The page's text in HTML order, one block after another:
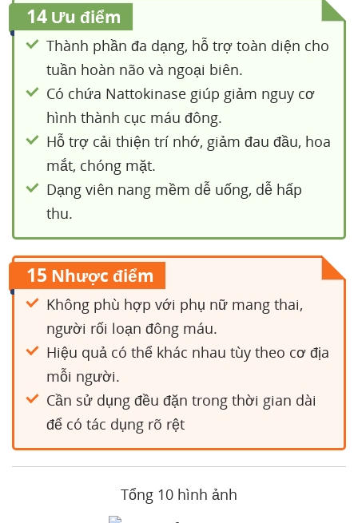
14 Ưu điểm
Thành phần đa dạng, hỗ trợ toàn diện cho
tuần hoàn não và ngoại biên.
Có chứa Nattokinase giúp giảm nguy cơ
hình thành cục máu đông.
Hỗ trợ cải thiện trí nhớ, giảm đau đầu, hoa
mắt, chóng mặt.
Dạng viên nang mềm dễ uống, dễ hấp
thu.
15 Nhược điểm
Không phù hợp với phụ nữ mang thai,
người rối loạn đông máu.
Hiệu quả có thể khác nhau tùy theo cơ địa
mỗi người.
Cần sử dụng đều đặn trong thời gian dài
để có tác dụng rõ rệt
Tổng 10 hình ảnh